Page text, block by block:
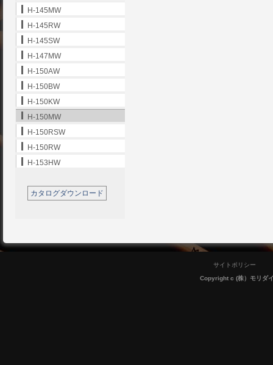
H-145MW
H-145RW
H-145SW
H-147MW
H-150AW
H-150BW
H-150KW
H-150MW
H-150RSW
H-150RW
H-153HW
カタログダウンロード
サイトポリシー
Copyright c (株）モリダ